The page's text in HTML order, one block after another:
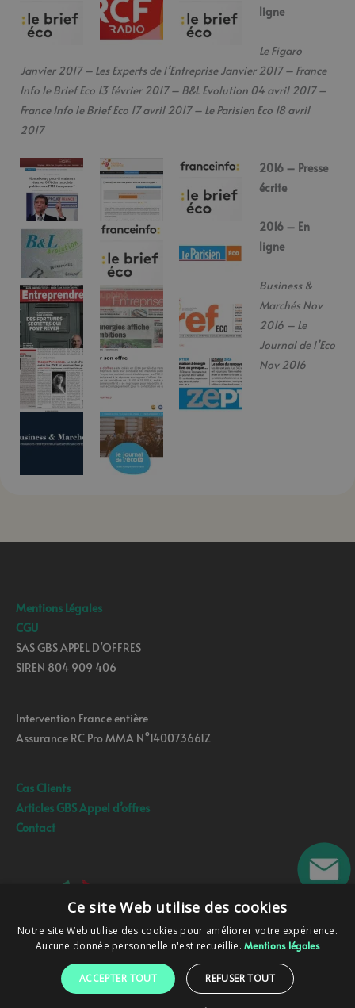
ligne
Le Figaro
Janvier 2017 – Les Experts de l’Entreprise Janvier 2017 – France
Info le Brief Eco 13 février 2017 – B&L Evolution 04 avril 2017 –
France Info le Brief Eco 17 avril 2017 – Le Parisien Eco 18 avril
2017
2016 – Presse
écrite
2016 – En
ligne
Business &
Marchés Nov
2016 – Le
Journal de l’Eco
Nov 2016
Mentions Légales
CGU
SAS GBS APPEL D’OFFRES
SIREN 804 909 406
Intervention France entière
Assurance RC Pro MMA N°140073661Z
Cas Clients
Articles GBS Appel d’offres
Contact
Ce site Web utilise des cookies
Notre site Web utilise des cookies pour améliorer votre expérience.
Aucune donnée personnelle n'est recueillie.Mentions légales
ACCEPTER TOUT REFUSER TOUT